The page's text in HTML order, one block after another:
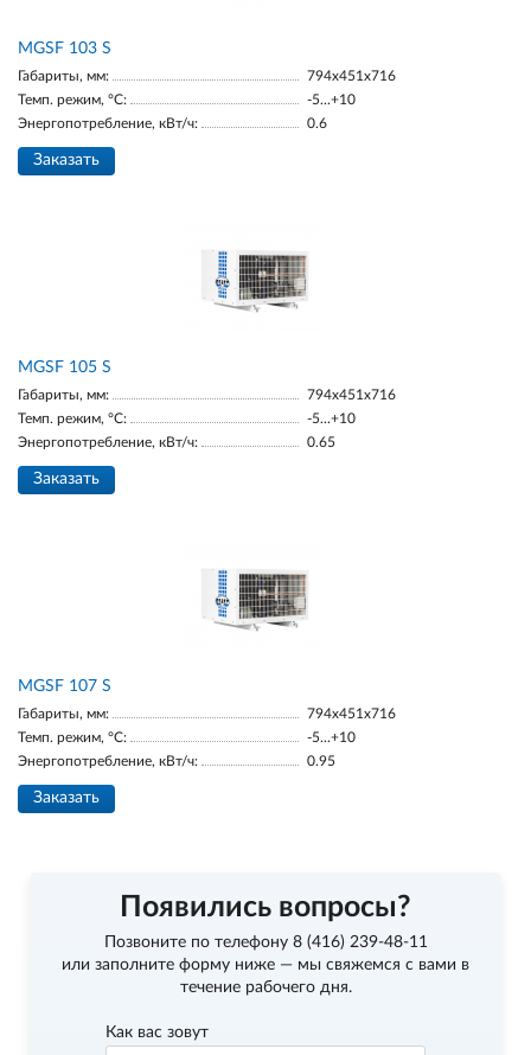
MGSF 103 S
Габариты, мм:
794x451x716
Темп. режим, °С:
-5...+10
Энергопотребление, кВт/ч:
0.6
Заказать
МGSF 105 S
Габариты, мм:
794x451x716
Темп. режим, °С:
-5...+10
Энергопотребление, кВт/ч:
0.65
Заказать
MGSF 107 S
Габариты, мм:
794x451x716
Темп. режим, °С:
-5...+10
Энергопотребление, кВт/ч:
0.95
Заказать
Появились вопросы?
Позвоните по телефону 8 (416) 239-48-11
или заполните форму ниже — мы свяжемся с вами в
течение рабочего дня.
Как вас зовут